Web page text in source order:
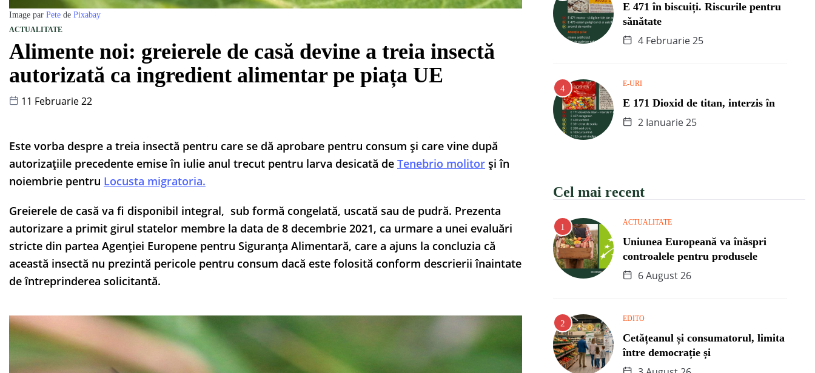
Image par Pete de Pixabay
ACTUALITATE
Alimente noi: greierele de casă devine a treia insectă
autorizată ca ingredient alimentar pe piața UE
11 Februarie 22
Este vorba despre a treia insectă pentru care se dă aprobare pentru consum și care vine după
autorizațiile precedente emise în iulie anul trecut pentru larva desicată de Tenebrio molitor și în
noiembrie pentru Locusta migratoria.
Greierele de casă va fi disponibil integral, sub formă congelată, uscată sau de pudră. Prezenta
autorizare a primit girul statelor membre la data de 8 decembrie 2021, ca urmare a unei evaluări
stricte din partea Agenției Europene pentru Siguranța Alimentară, care a ajuns la concluzia că
această insectă nu prezintă pericole pentru consum dacă este folosită conform descrierii înaintate
de întreprinderea solicitantă.
E 471 în biscuiți. Riscurile pentru
sănătate
4 Februarie 25
E-URI
E 171 Dioxid de titan, interzis în
2 Ianuarie 25
Cel mai recent
ACTUALITATE
Uniunea Europeană va înăspri
controalele pentru produsele
6 August 26
EDITO
Cetățeanul și consumatorul, limita
între democrație și